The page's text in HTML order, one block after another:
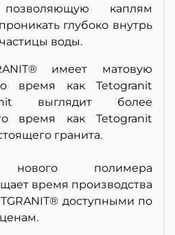
каплям
глубоко внутрь
воды.
имеет матовую
время как Tetogranit
выглядит более
время как Tetogranit
гранита.
нового полимера
время производства
доступными по